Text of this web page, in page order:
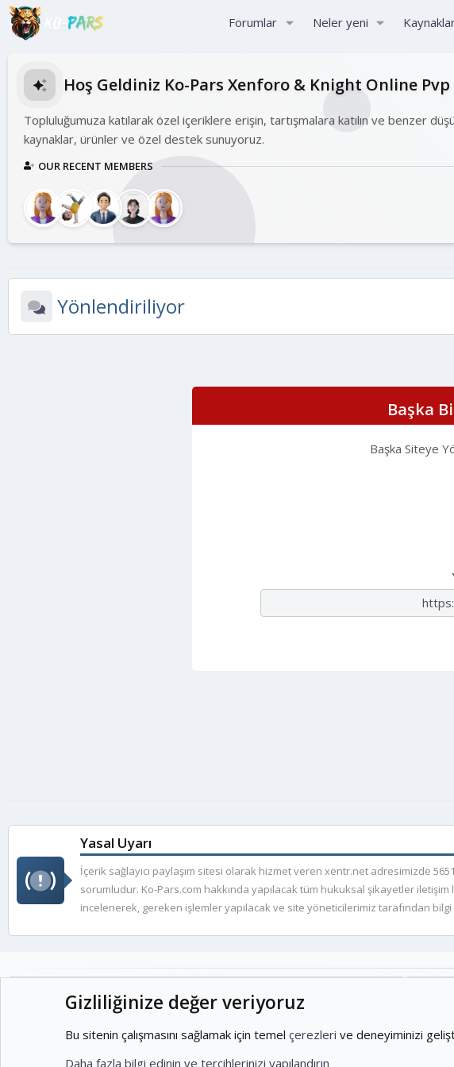
Forumlar Neler yeni
Hoş Geldiniz Ko-Pars Xenforo & Knight Online
Topluluğumuza katılarak özel içeriklere erişin, tartışmalara katılın ve benzer
kaynaklar, ürünler ve özel destek sunuyoruz.
OUR RECENT MEMBERS
Yönlendiriliyor
Başka
Başka Siteye
Yasal Uyarı
İçerik sağlayıcı paylaşım sitesi olarak hizmet veren xentr.net adresimizde
sorumludur. Ko-Pars.com hakkında yapılacak tüm hukuksal şikayetler
incelenerek, gereken işlemler yapılacak ve site yöneticilerimiz tarafından
Şu anda web sitemizde
146 Aktif Kullanıcı Çevrim içi kullanıcılar
Gizliliğinize değer veriyoruz
Bu sitenin çalışmasını sağlamak için temel çerezleri ve deneyiminizi
Daha fazla bilgi edinin ve tercihlerinizi yapılandırın